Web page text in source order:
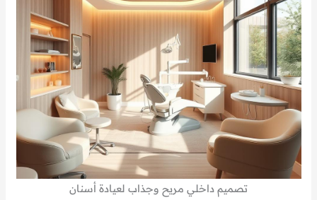
تصميم داخلي مريح وجذاب لعيادة أسنان